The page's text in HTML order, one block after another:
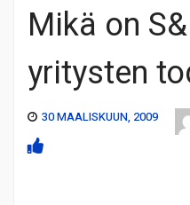
Mikä on
yritysten
30 MAALISKUUN, 2009